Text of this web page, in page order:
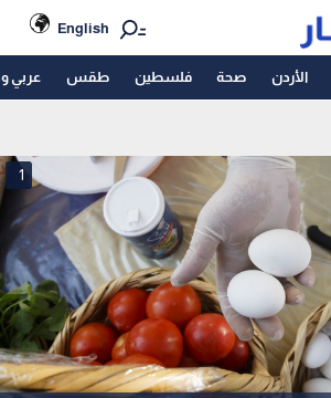
English
الأردن صحة فلسطين طقس عربي
1